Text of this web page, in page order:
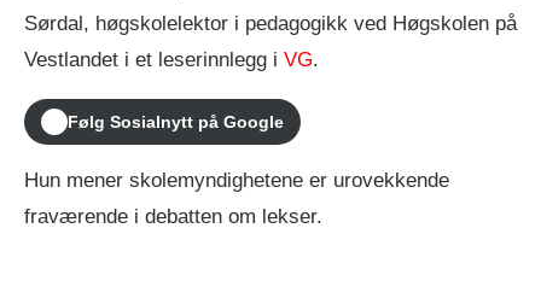
Sørdal, høgskolelektor i pedagogikk ved Høgskolen på
Vestlandet i et leserinnlegg i VG.
Følg Sosialnytt på Google
Hun mener skolemyndighetene er urovekkende
fraværende i debatten om lekser.